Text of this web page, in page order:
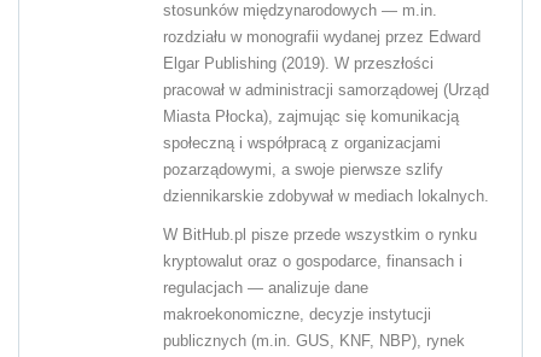
stosunków międzynarodowych — m.in.
rozdziału w monografii wydanej przez Edward
Elgar Publishing (2019). W przeszłości
pracował w administracji samorządowej (Urząd
Miasta Płocka), zajmując się komunikacją
społeczną i współpracą z organizacjami
pozarządowymi, a swoje pierwsze szlify
dziennikarskie zdobywał w mediach lokalnych.
W BitHub.pl pisze przede wszystkim o rynku
kryptowalut oraz o gospodarce, finansach i
regulacjach — analizuje dane
makroekonomiczne, decyzje instytucji
publicznych (m.in. GUS, KNF, NBP), rynek